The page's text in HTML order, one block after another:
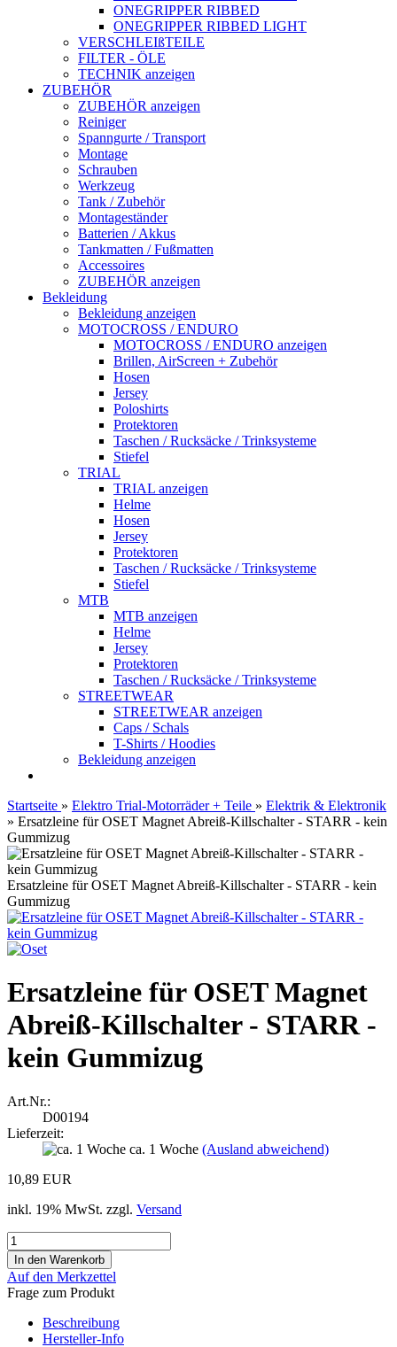
ONEGRIPPER RIBBED
ONEGRIPPER RIBBED LIGHT
VERSCHLEIßTEILE
FILTER - ÖLE
TECHNIK anzeigen
ZUBEHÖR
ZUBEHÖR anzeigen
Reiniger
Spanngurte / Transport
Montage
Schrauben
Werkzeug
Tank / Zubehör
Montageständer
Batterien / Akkus
Tankmatten / Fußmatten
Accessoires
ZUBEHÖR anzeigen
Bekleidung
Bekleidung anzeigen
MOTOCROSS / ENDURO
MOTOCROSS / ENDURO anzeigen
Brillen, AirScreen + Zubehör
Hosen
Jersey
Poloshirts
Protektoren
Taschen / Rucksäcke / Trinksysteme
Stiefel
TRIAL
TRIAL anzeigen
Helme
Hosen
Jersey
Protektoren
Taschen / Rucksäcke / Trinksysteme
Stiefel
MTB
MTB anzeigen
Helme
Jersey
Protektoren
Taschen / Rucksäcke / Trinksysteme
STREETWEAR
STREETWEAR anzeigen
Caps / Schals
T-Shirts / Hoodies
Bekleidung anzeigen
Startseite » Elektro Trial-Motorräder + Teile » Elektrik & Elektronik
» Ersatzleine für OSET Magnet Abreiß-Killschalter - STARR - kein
Gummizug
Ersatzleine für OSET Magnet Abreiß-Killschalter - STARR - kein
Gummizug
Ersatzleine für OSET Magnet
Abreiß-Killschalter - STARR -
kein Gummizug
Art.Nr.:
D00194
Lieferzeit:
ca. 1 Woche (Ausland abweichend)
10,89 EUR
inkl. 19% MwSt. zzgl. Versand
Auf den Merkzettel
Frage zum Produkt
Beschreibung
Hersteller-Info